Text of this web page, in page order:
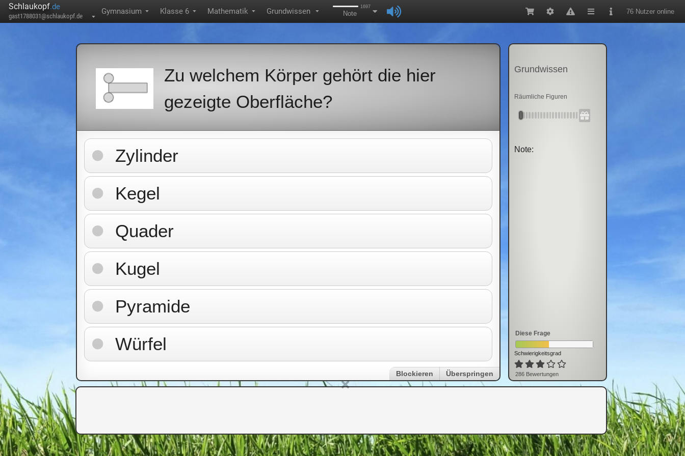
Schlaukopf.de
gast1788031@schlaukopf.de ▼
Gymnasium ▼ Klasse 6 ▼ Mathematik ▼ Grundwissen ▼
1697
Note 76 Nutzer online
Zu welchem Körper gehört die hier
gezeigte Oberfläche?
Zylinder
Kegel
Quader
Kugel
Pyramide
Würfel
Blockieren Überspringen
Grundwissen
Räumliche Figuren
Note:
Diese Frage
Schwierigkeitsgrad
286 Bewertungen